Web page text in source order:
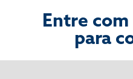
Entre
para